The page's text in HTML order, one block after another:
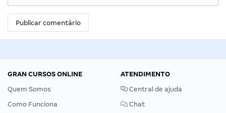
GRAN CURSOS ONLINE
Quem Somos
Como Funciona
ATENDIMENTO
Central de ajuda
Chat